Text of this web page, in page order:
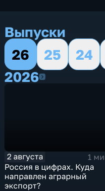
Выпуски
26
25 24
20262026
2 августа
1
Россия в цифрах. Куда
направлен аграрный
экспорт?